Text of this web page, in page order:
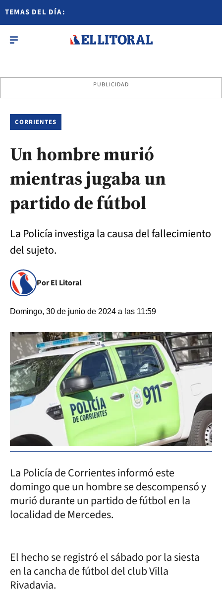
TEMAS DEL DÍA:
PUBLICIDAD
CORRIENTES
Un hombre murió
mientras jugaba un
partido de fútbol
La Policía investiga la causa del fallecimiento
del sujeto.
Por El Litoral
Domingo, 30 de junio de 2024 a las 11:59
La Policía de Corrientes informó este
domingo que un hombre se descompensó y
murió durante un partido de fútbol en la
localidad de Mercedes.
El hecho se registró el sábado por la siesta
en la cancha de fútbol del club Villa
Rivadavia.